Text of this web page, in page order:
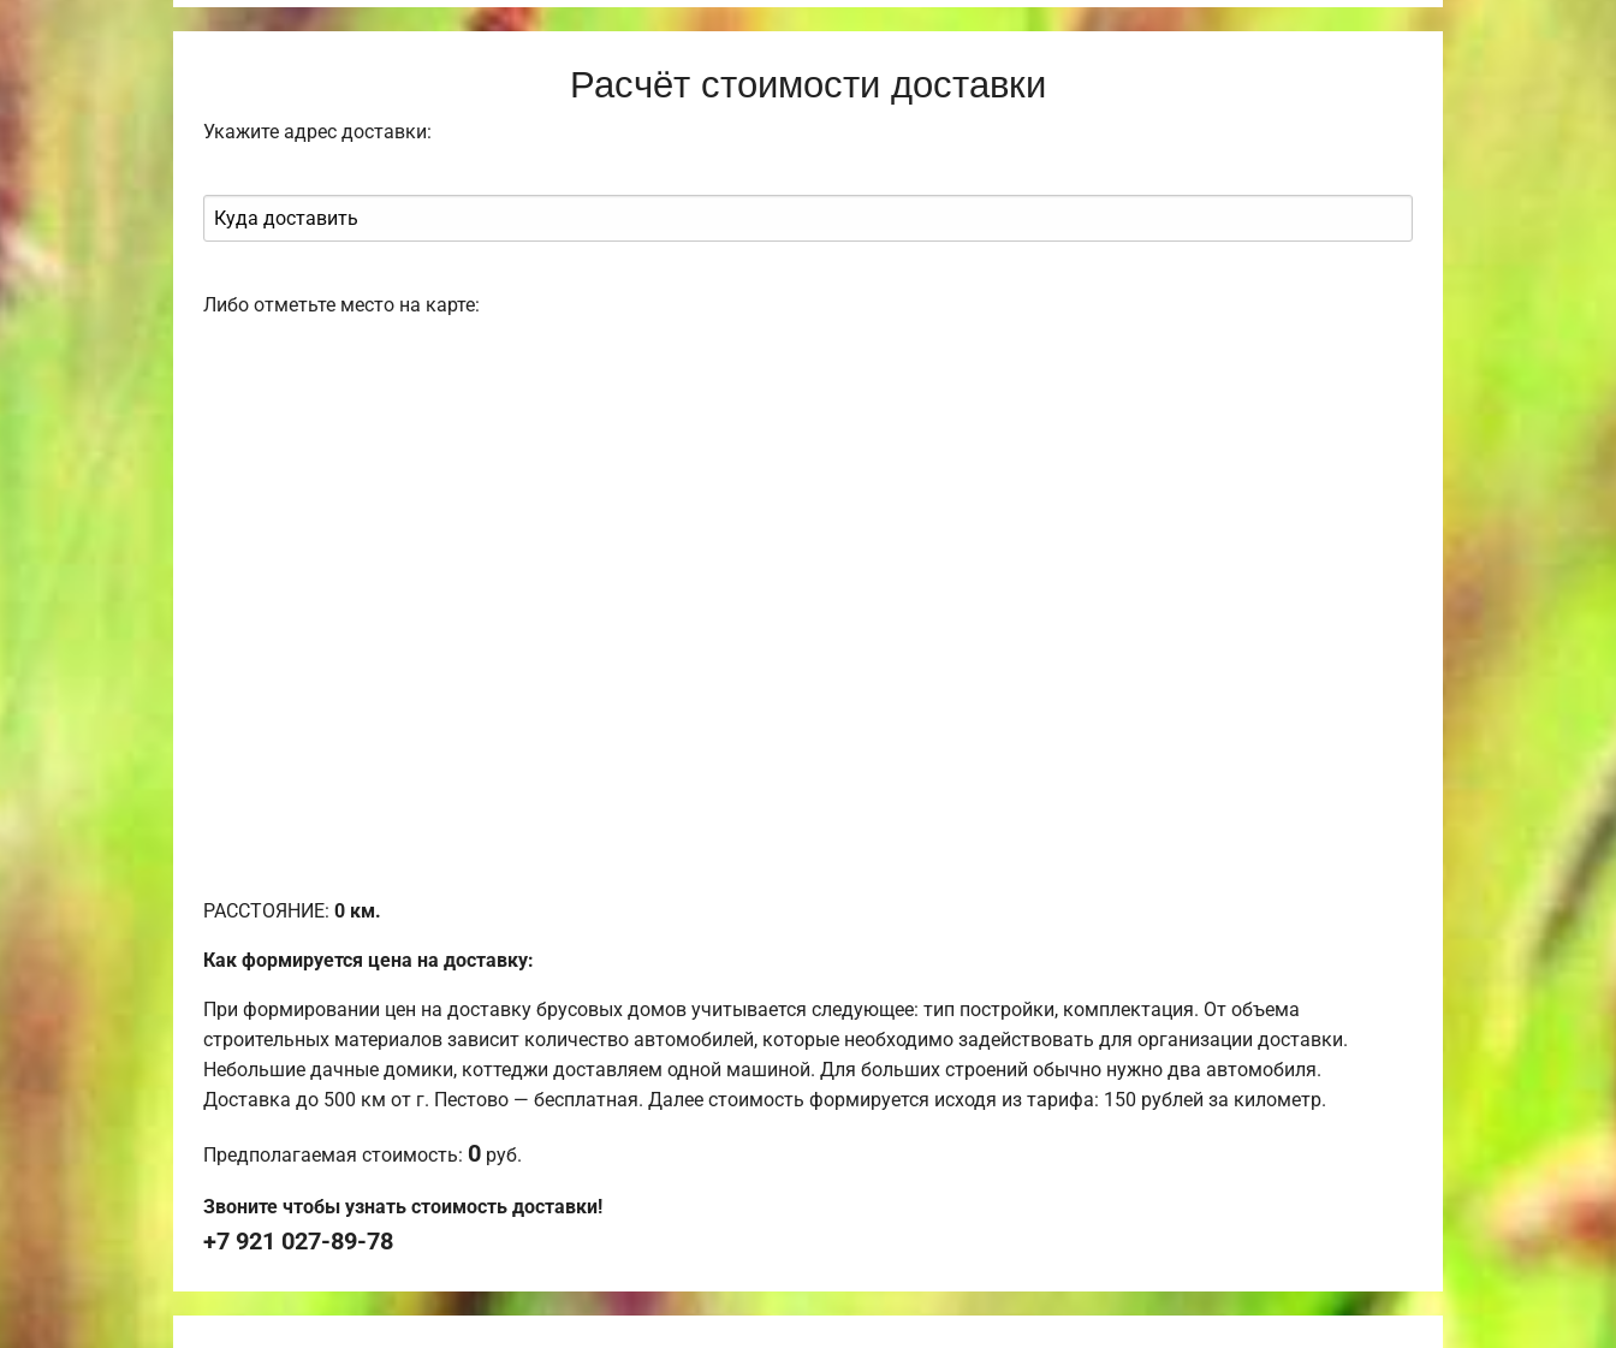
Расчёт стоимости доставки
Укажите адрес доставки:
Либо отметьте место на карте:
РАССТОЯНИЕ: 0 км.
Как формируется цена на доставку:
При формировании цен на доставку брусовых домов учитывается следующее: тип постройки, комплектация. От объема
строительных материалов зависит количество автомобилей, которые необходимо задействовать для организации доставки.
Небольшие дачные домики, коттеджи доставляем одной машиной. Для больших строений обычно нужно два автомобиля.
Доставка до 500 км от г. Пестово — бесплатная. Далее стоимость формируется исходя из тарифа: 150 рублей за километр.
Предполагаемая стоимость: 0 руб.
Звоните чтобы узнать стоимость доставки!
+7 921 027-89-78